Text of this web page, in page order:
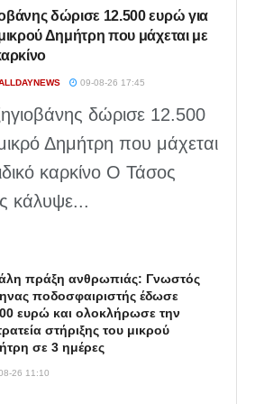
δώρισε 12.500 ευρώ για
Δημήτρη που μάχεται με
09-08-26 17:45
δώρισε 12.500
Δημήτρη που μάχεται
καρκίνο Ο Τάσος
κάλυψε...
πράξη ανθρωπιάς: Γνωστός
ποδοσφαιριστής έδωσε
ευρώ και ολοκλήρωσε την
στήριξης του μικρού
σε 3 ημέρες
26 11:10